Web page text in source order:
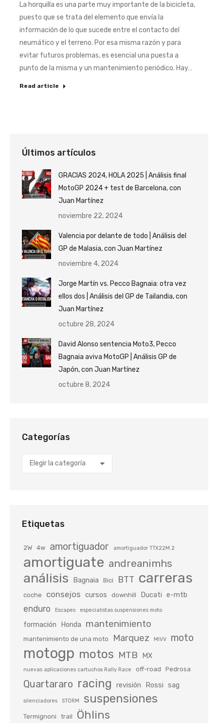
La horquilla es una parte muy importante de la bicicleta,
puesto que se trata del elemento que envía la
información de lo que sucede entre el contacto del
neumático y el terreno. Por esa misma razón y para
evitar futuros problemas, es esencial una puesta a
punto de la misma y un mantenimiento periódico. Hay…
Read article
Últimos artículos
GRACIAS 2024, HOLA 2025 | Análisis final
MotoGP 2024 + test de Barcelona, con
Juan Martínez
noviembre 22, 2024
Valencia por delante de todo | Análisis del
GP de Malasia, con Juan Martínez
noviembre 4, 2024
Jorge Martín vs. Pecco Bagnaia: otra vez
ellos dos | Análisis del GP de Tailandia, con
Juan Martínez
octubre 28, 2024
David Alonso sentencia Moto3, Pecco
Bagnaia aviva MotoGP | Análisis GP de
Japón, con Juan Martínez
octubre 8, 2024
Categorías
Categorías
Etiquetas
2W 4w amortiguador amortiguador TTX22M.2
amortiguate andreanimhs
análisis Bagnaia Bici BTT carreras
coche consejos cursos downhill Ducati e-mtb
enduro Escapes especialistas suspensiones moto
formación Honda mantenimiento
mantenimiento de una moto Marquez MIVV moto
motogp motos MTB MX
nuevas aplicaciones cartuchos Rally Race off-road Pedrosa
Quartararo racing revisión Rossi sag
silenciadores STORM suspensiones
Termignoni trail Öhlins